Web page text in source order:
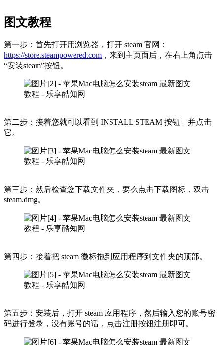
图文教程
第一步：首先打开用浏览器，打开 steam 官网：
https://store.steampowered.com ，来到主页面后，在右上角点击
“安装steam”按钮。
第二步：接着您就可以看到 INSTALL STEAM 按钮，并点击
它。
第三步：然后检查您下载文件夹，要么点击下载图标，双击
steam.dmg。
第四步：接着把 steam 徽标拖到应用程序到文件夹的顶部。
第五步：安装后，打开 steam 应用程序，然后输入您的账号密
码进行登录，没有账号的话，点击注册按钮注册即可。